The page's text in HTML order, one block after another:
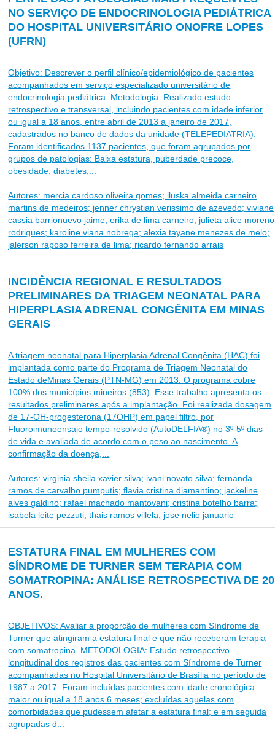
NO SERVIÇO DE ENDOCRINOLOGIA PEDIÁTRICA
DO HOSPITAL UNIVERSITÁRIO ONOFRE LOPES
(UFRN)
Objetivo: Descrever o perfil clínico/epidemiológico de pacientes
acompanhados em serviço especializado universitário de
endocrinologia pediátrica. Metodologia: Realizado estudo
retrospectivo e transversal, incluindo pacientes com idade inferior
ou igual a 18 anos, entre abril de 2013 a janeiro de 2017,
cadastrados no banco de dados da unidade (TELEPEDIATRIA).
Foram identificados 1137 pacientes, que foram agrupados por
grupos de patologias: Baixa estatura, puberdade precoce,
obesidade, diabetes,...
Autores: mercia cardoso oliveira gomes; iluska almeida carneiro
martins de medeiros; jenner chrystian verissimo de azevedo; viviane
cassia barrionuevo jaime; erika de lima carneiro; julieta alice moreno
rodrigues; karoline viana nobrega; alexia tayane menezes de melo;
jalerson raposo ferreira de lima; ricardo fernando arrais
INCIDÊNCIA REGIONAL E RESULTADOS
PRELIMINARES DA TRIAGEM NEONATAL PARA
HIPERPLASIA ADRENAL CONGÊNITA EM MINAS
GERAIS
A triagem neonatal para Hiperplasia Adrenal Congênita (HAC) foi
implantada como parte do Programa de Triagem Neonatal do
Estado deMinas Gerais (PTN-MG) em 2013. O programa cobre
100% dos municípios mineiros (853). Esse trabalho apresenta os
resultados preliminares após a implantação. Foi realizada dosagem
de 17-OH-progesterona (17OHP) em papel filtro, por
Fluoroimunoensaio tempo-resolvido (AutoDELFIA®) no 3º-5º dias
de vida e avaliada de acordo com o peso ao nascimento. A
confirmação da doença,...
Autores: virginia sheila xavier silva; ivani novato silva; fernanda
ramos de carvalho pumputis; flavia cristina diamantino; jackeline
alves galdino; rafael machado mantovani; cristina botelho barra;
isabela leite pezzuti; thais ramos villela; jose nelio januario
ESTATURA FINAL EM MULHERES COM
SÍNDROME DE TURNER SEM TERAPIA COM
SOMATROPINA: ANÁLISE RETROSPECTIVA DE 20
ANOS.
OBJETIVOS: Avaliar a proporção de mulheres com Síndrome de
Turner que atingiram a estatura final e que não receberam terapia
com somatropina. METODOLOGIA: Estudo retrospectivo
longitudinal dos registros das pacientes com Síndrome de Turner
acompanhadas no Hospital Universitário de Brasília no período de
1987 a 2017. Foram incluídas pacientes com idade cronológica
maior ou igual a 18 anos 6 meses; excluídas aquelas com
comorbidades que pudessem afetar a estatura final; e em seguida
agrupadas d...